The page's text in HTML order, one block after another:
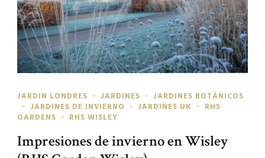
JARDIN LONDRES JARDINES
JARDINES BOTÁNICOS
JARDINES DE INVIERNO
JARDINES UK
RHS
GARDENS
RHS WISLEY
Impresiones de invierno en Wisley